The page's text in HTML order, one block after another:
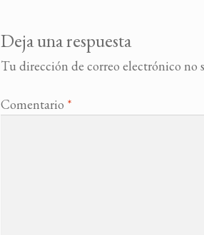
Deja una respuesta
Tu dirección de correo electrónico no
Comentario *